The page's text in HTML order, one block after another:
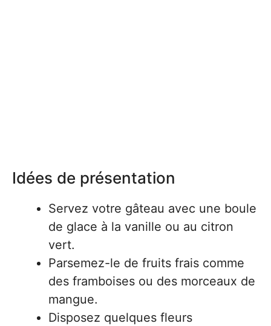
Idées de présentation
Servez votre gâteau avec une boule
de glace à la vanille ou au citron
vert.
Parsemez-le de fruits frais comme
des framboises ou des morceaux de
mangue.
Disposez quelques fleurs